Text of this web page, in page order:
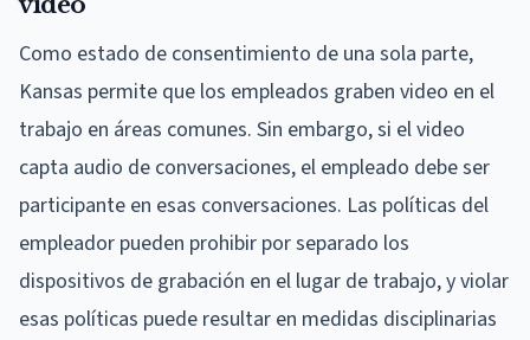
Como estado de consentimiento de una sola parte,
Kansas permite que los empleados graben video en el
trabajo en áreas comunes. Sin embargo, si el video
capta audio de conversaciones, el empleado debe ser
participante en esas conversaciones. Las políticas del
empleador pueden prohibir por separado los
dispositivos de grabación en el lugar de trabajo, y violar
esas políticas puede resultar en medidas disciplinarias